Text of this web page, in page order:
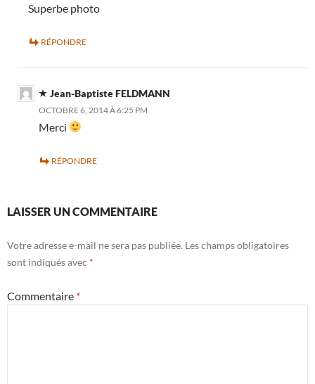
Superbe photo
RÉPONDRE
Jean-Baptiste FELDMANN
OCTOBRE 6, 2014 À 6:25 PM
Merci
RÉPONDRE
LAISSER UN COMMENTAIRE
Votre adresse e-mail ne sera pas publiée. Les champs obligatoires
sont indiqués avec *
Commentaire *